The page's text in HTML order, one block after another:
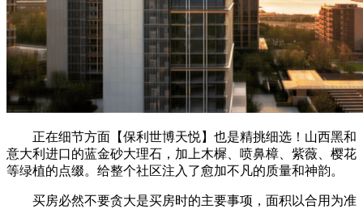
正在细节方面【保利世博天悦】也是精挑细选！山西黑和
意大利进口的蓝金砂大理石，加上木樨、喷鼻樟、紫薇、樱花
等绿植的点缀。给整个社区注入了愈加不凡的质量和神韵。
买房必然不要贪大是买房时的主要事项，面积以合用为准